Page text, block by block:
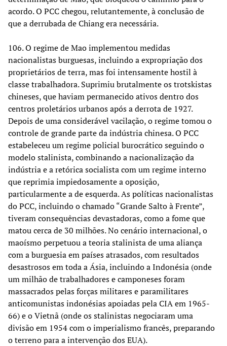
acordo. O PCC chegou, relutantemente, à conclusão de
que a derrubada de Chiang era necessária.
106. O regime de Mao implementou medidas
nacionalistas burguesas, incluindo a expropriação dos
proprietários de terra, mas foi intensamente hostil à
classe trabalhadora. Suprimiu brutalmente os trotskistas
chineses, que haviam permanecido ativos dentro dos
centros proletários urbanos após a derrota de 1927.
Depois de uma considerável vacilação, o regime tomou o
controle de grande parte da indústria chinesa. O PCC
estabeleceu um regime policial burocrático seguindo o
modelo stalinista, combinando a nacionalização da
indústria e a retórica socialista com um regime interno
que reprimia impiedosamente a oposição,
particularmente a de esquerda. As políticas nacionalistas
do PCC, incluindo o chamado “Grande Salto à Frente”,
tiveram consequências devastadoras, como a fome que
matou cerca de 30 milhões. No cenário internacional, o
maoísmo perpetuou a teoria stalinista de uma aliança
com a burguesia em países atrasados, com resultados
desastrosos em toda a Ásia, incluindo a Indonésia (onde
um milhão de trabalhadores e camponeses foram
massacrados pelas forças militares e paramilitares
anticomunistas indonésias apoiadas pela CIA em 1965-
66) e o Vietnã (onde os stalinistas negociaram uma
divisão em 1954 com o imperialismo francês, preparando
o terreno para a intervenção dos EUA).